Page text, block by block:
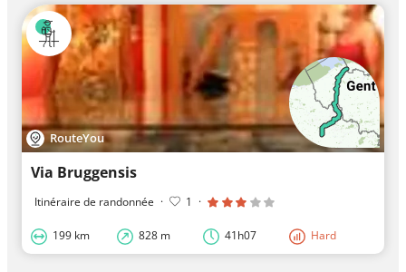
RouteYou
Via Bruggensis
Itinéraire de randonnée · 1 ·
199 km 828 m 41h07 Hard